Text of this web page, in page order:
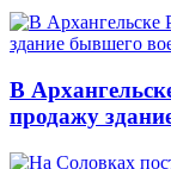
В
продажу